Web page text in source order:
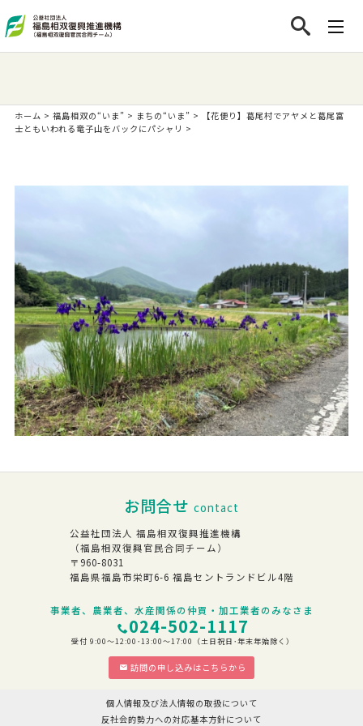
ホーム > 福島相双の“いま” > まちの“いま” >
【花便り】葛尾村でアヤメと葛尾富
士ともいわれる竜子山をバックにパシャリ >
お問合せ contact
公益社団法人 福島相双復興推進機構
（福島相双復興官民合同チーム）
〒960-8031
福島県福島市栄町6-6 福島セントランドビル4階
事業者、農業者、水産関係の仲買・加工業者のみなさま
024-502-1117
受付 9:00～12:00･13:00～17:00（土日祝日･年末年始除く）
訪問の申し込みはこちらから
個人情報及び法人情報の取扱について
反社会的勢力への対応基本方針について